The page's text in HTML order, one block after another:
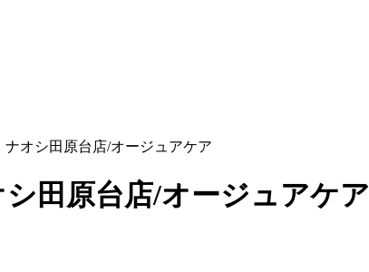
ナオシ田原台店/オージュアケア
田原台店/オージュアケア